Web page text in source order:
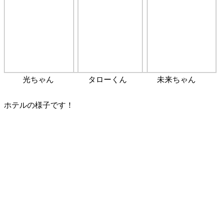
光ちゃん タローくん 未来ちゃん
ホテルの様子です！